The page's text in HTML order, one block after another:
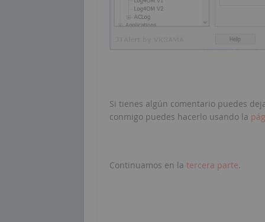
Si tienes algún comentario puedes
conmigo puedes hacerlo usando la
Continuamos en la tercera parte.